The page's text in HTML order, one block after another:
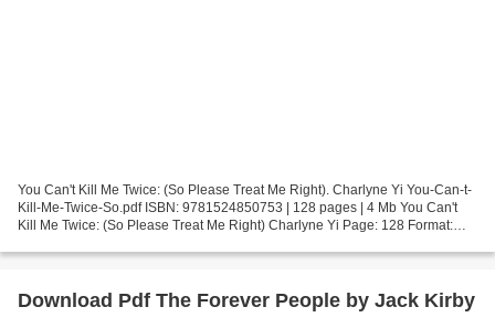
You Can't Kill Me Twice: (So Please Treat Me Right). Charlyne Yi You-Can-t-
Kill-Me-Twice-So.pdf ISBN: 9781524850753 | 128 pages | 4 Mb You Can't
Kill Me Twice: (So Please Treat Me Right) Charlyne Yi Page: 128 Format:
Download Pdf The Forever People by Jack Kirby